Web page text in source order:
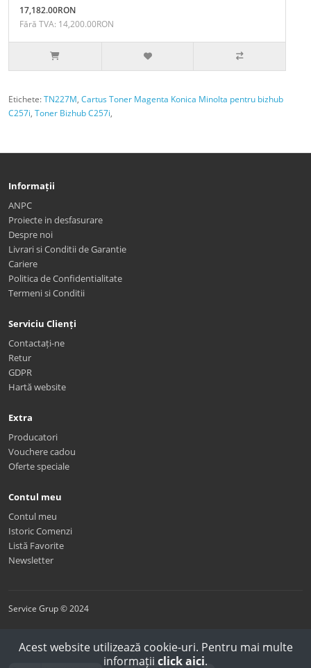
17,182.00RON
Fără TVA: 14,200.00RON
Etichete:TN227M, Cartus Toner Magenta Konica Minolta pentru bizhub
C257i, Toner Bizhub C257i,
Informații
ANPC
Proiecte in desfasurare
Despre noi
Livrari si Conditii de Garantie
Cariere
Politica de Confidentialitate
Termeni si Conditii
Serviciu Clienți
Contactați-ne
Retur
GDPR
Hartă website
Extra
Producatori
Vouchere cadou
Oferte speciale
Contul meu
Contul meu
Istoric Comenzi
Listă Favorite
Newsletter
Service Grup © 2024
Acest website utilizează cookie-uri. Pentru mai multe
informații click aici.